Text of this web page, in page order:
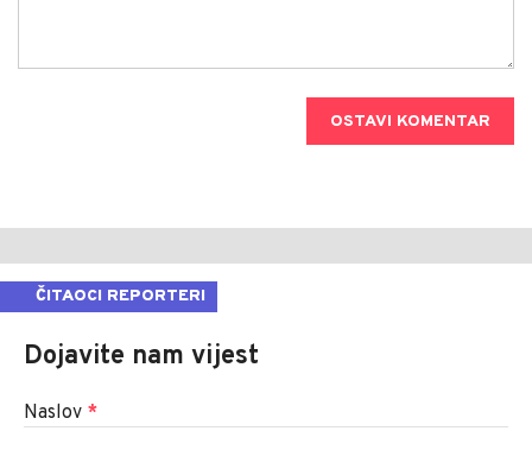
OSTAVI KOMENTAR
ČITAOCI REPORTERI
Dojavite nam vijest
Naslov *